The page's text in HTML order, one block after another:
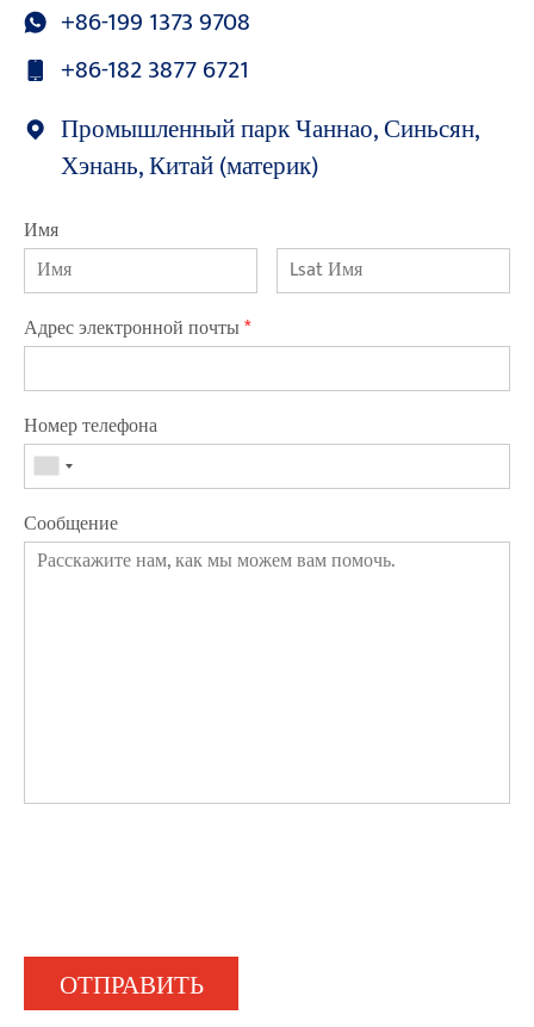
+86-199 1373 9708
+86-182 3877 6721
Промышленный парк Чаннао, Синьсян,
Хэнань, Китай (материк)
Имя
Адрес электронной почты*
Номер телефона
Сообщение
ОТПРАВИТЬ